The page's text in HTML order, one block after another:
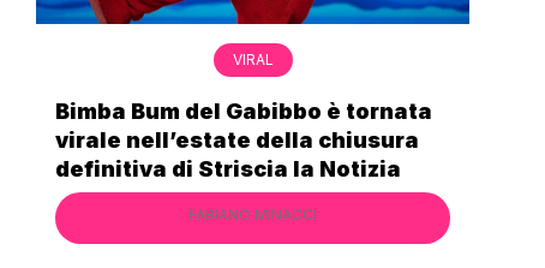
VIRAL
Bimba Bum del Gabibbo è tornata
virale nell’estate della chiusura
definitiva di Striscia la Notizia
FABIANO MINACCI